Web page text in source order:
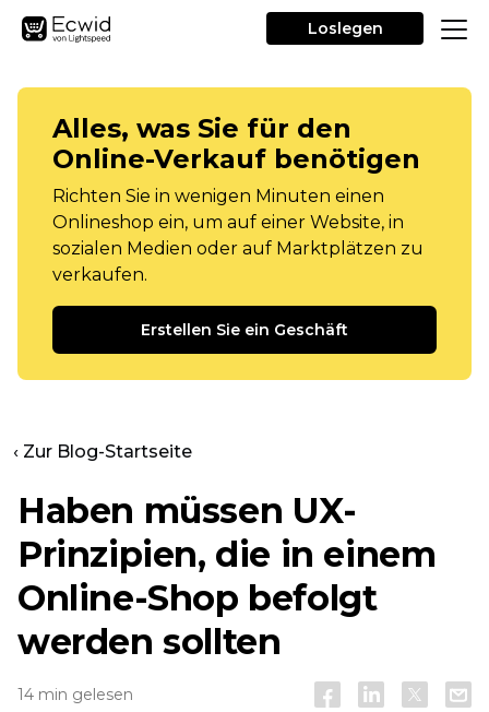
Loslegen
Alles, was Sie für den
Online-Verkauf benötigen
Richten Sie in wenigen Minuten einen
Onlineshop ein, um auf einer Website, in
sozialen Medien oder auf Marktplätzen zu
verkaufen.
Erstellen Sie ein Geschäft
‹ Zur Blog-Startseite
Haben müssen UX-
Prinzipien, die in einem
Online-Shop befolgt
werden sollten
14 min gelesen